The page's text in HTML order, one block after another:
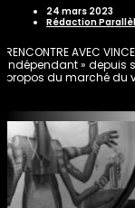
24 mars 2023
Rédaction
RENCONTRE AVEC
indépendant » depuis
propos du marché du